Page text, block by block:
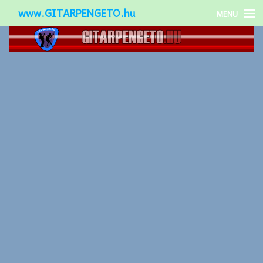
www.GITARPENGETO.hu MENU
Népszerű-